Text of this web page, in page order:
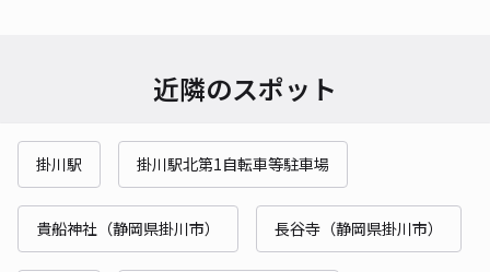
近隣のスポット
掛川駅 掛川駅北第1自転車等駐車場
貴船神社（静岡県掛川市） 長谷寺（静岡県掛川市）